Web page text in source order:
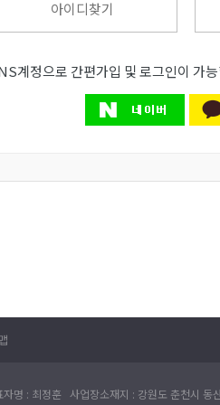
아이디찾기
계정으로 간편가입 및 로그인이 가
명 : 최정훈 사업장소재지 : 강원도 춘천시